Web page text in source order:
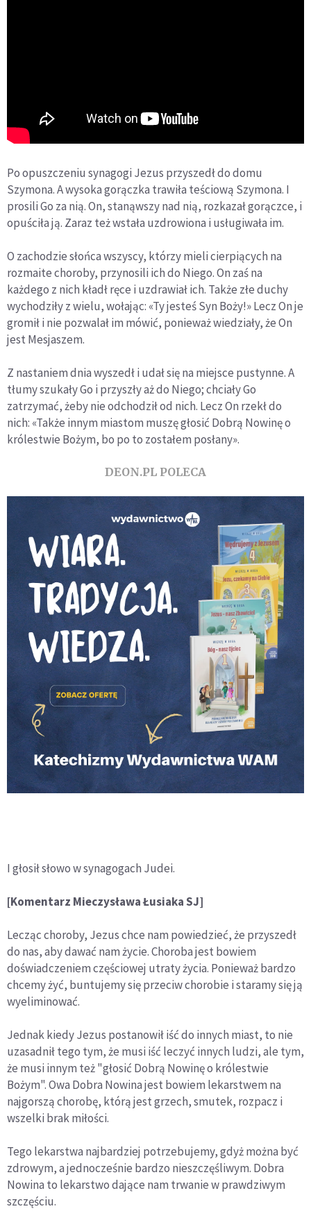
Po opuszczeniu synagogi Jezus przyszedł do domu
Szymona. A wysoka gorączka trawiła teściową Szymona. I
prosili Go za nią. On, stanąwszy nad nią, rozkazał gorączce, i
opuściła ją. Zaraz też wstała uzdrowiona i usługiwała im.
O zachodzie słońca wszyscy, którzy mieli cierpiących na
rozmaite choroby, przynosili ich do Niego. On zaś na
każdego z nich kładł ręce i uzdrawiał ich. Także złe duchy
wychodziły z wielu, wołając: «Ty jesteś Syn Boży!» Lecz On je
gromił i nie pozwalał im mówić, ponieważ wiedziały, że On
jest Mesjaszem.
Z nastaniem dnia wyszedł i udał się na miejsce pustynne. A
tłumy szukały Go i przyszły aż do Niego; chciały Go
zatrzymać, żeby nie odchodził od nich. Lecz On rzekł do
nich: «Także innym miastom muszę głosić Dobrą Nowinę o
królestwie Bożym, bo po to zostałem posłany».
DEON.PL POLECA
I głosił słowo w synagogach Judei.
[Komentarz Mieczysława Łusiaka SJ]
Lecząc choroby, Jezus chce nam powiedzieć, że przyszedł
do nas, aby dawać nam życie. Choroba jest bowiem
doświadczeniem częściowej utraty życia. Ponieważ bardzo
chcemy żyć, buntujemy się przeciw chorobie i staramy się ją
wyeliminować.
Jednak kiedy Jezus postanowił iść do innych miast, to nie
uzasadnił tego tym, że musi iść leczyć innych ludzi, ale tym,
że musi innym też "głosić Dobrą Nowinę o królestwie
Bożym". Owa Dobra Nowina jest bowiem lekarstwem na
najgorszą chorobę, którą jest grzech, smutek, rozpacz i
wszelki brak miłości.
Tego lekarstwa najbardziej potrzebujemy, gdyż można być
zdrowym, a jednocześnie bardzo nieszczęśliwym. Dobra
Nowina to lekarstwo dające nam trwanie w prawdziwym
szczęściu.